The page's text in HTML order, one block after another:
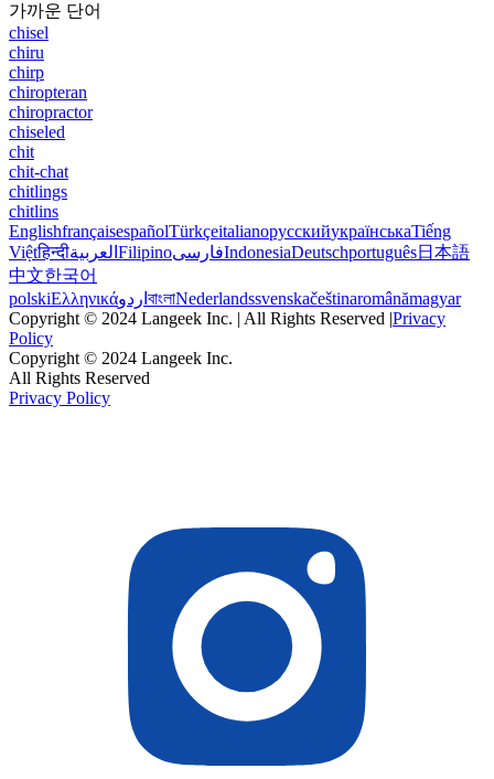
가까운 단어
chisel
chiru
chirp
chiropteran
chiropractor
chiseled
chit
chit-chat
chitlings
chitlins
EnglishfrançaisespañolTürkçeitalianoрусскийукраїнськаTiếng
Việtहिन्दीالعربية FilipinoفارسیIndonesiaDeutschportuguês日本語
中文한국어
polskiΕλληνικάاردو বাংলাNederlandssvenskačeštinaromânămagyar
Copyright © 2024 Langeek Inc. | All Rights Reserved |Privacy
Policy
Copyright © 2024 Langeek Inc.
All Rights Reserved
Privacy Policy